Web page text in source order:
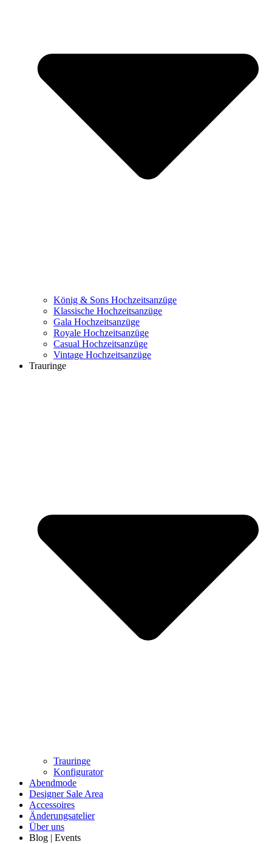
König & Sons Hochzeitsanzüge
Klassische Hochzeitsanzüge
Gala Hochzeitsanzüge
Royale Hochzeitsanzüge
Casual Hochzeitsanzüge
Vintage Hochzeitsanzüge
Trauringe
Trauringe
Konfigurator
Abendmode
Designer Sale Area
Accessoires
Änderungsatelier
Über uns
Blog | Events